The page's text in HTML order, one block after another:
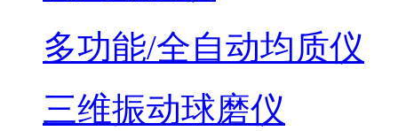
多功能/全自动均质仪
三维振动球磨仪